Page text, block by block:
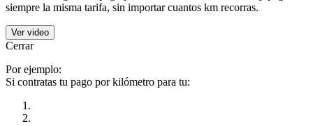
siempre la misma tarifa, sin importar cuantos km recorras.
Ver video
Cerrar
Por ejemplo:
Si contratas tu pago por kilómetro para tu: